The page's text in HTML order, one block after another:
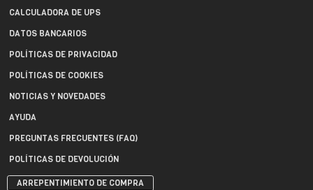
CALCULADORA DE UPS
DATOS BANCARIOS
POLÍTICAS DE PRIVACIDAD
POLÍTICAS DE COOKIES
NOTICIAS Y NOVEDADES
AYUDA
PREGUNTAS FRECUENTES (FAQ)
POLÍTICAS DE DEVOLUCIÓN
ARREPENTIMIENTO DE COMPRA